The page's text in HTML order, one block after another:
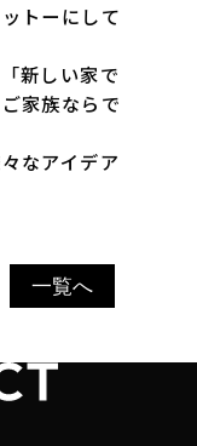
トーにして
新しい家で
家族ならで
なアイデア
一覧へ